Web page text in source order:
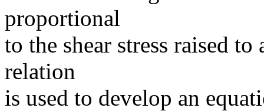
proportional
to the shear stress raised
relation
is used to develop an